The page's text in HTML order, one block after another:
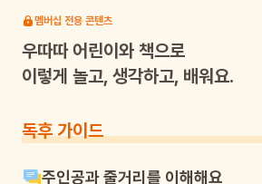
멤버십 전용 콘텐츠
우따따어린이와 책으로
이렇게 놀고, 생각하고, 배워요.
독후 가이드
주인공과 줄거리를 이해해요